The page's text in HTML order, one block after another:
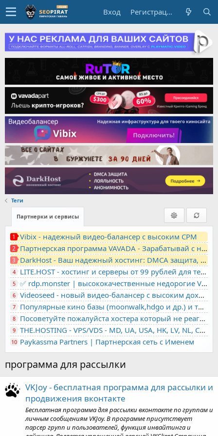
Вход Регистрация
Теги
Партнерки и сервисы
1 Vibix - надежный видео-балансер с высоким CPM
2 Партнерская программа VAVADA - Зарабатывай с нами!
3 DarkHost - Ваш надежный хостинг: DMCA защита, лояльность, анонимность
4 LITE.HOST - хостинг и серверы от 99 рублей для тех, кто любит не переплачивать. Доступ по SSH, поддержка PHP, GIT, COMPOSER, сертификаты Let's Encrypt
5 ✅ rdp.monster | высококачественные недорогие VPS, RDP - выделенные серверы
6 Videoseed - новый видео-балансер с высоким доходом
7 Популярные кино базы (moonwalk,hdgo и др.) и торренты в одном плеере для вашего сайта
8 Посоветуйте пожалуйста хостера который не реагирует на ркн
9 THE.HOSTING - VPS/VDS - MD, UA, USA, HK, LV, NL, CA, DE, SK, CZE, GB, IL, TR, PL, BG, RO, IT, FL, HU, PT.
10 Paykassma Partners | Партнерская сеть с Именем
программа для рассылки
VKJoy - бесплатная программа для рассылки и
продвижения вконтакте
Бесплатная программа для рассылки вконтакте по группам и
личным сообщениям VKJoy. В программе присутствует
парсер групп и пользователей, функция инвайтинга и